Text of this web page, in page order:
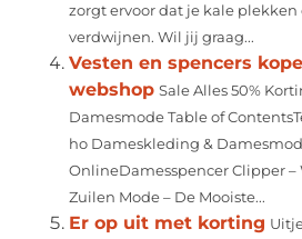
zorgt ervoor dat je kale
verdwijnen. Wil jij graag...
Vesten en spencers
webshop Sale Alles 50%
Damesmode Table of
ho Dameskleding &
OnlineDamesspencer Clipper –
Zuilen Mode – De Mooiste...
Er op uit met korting